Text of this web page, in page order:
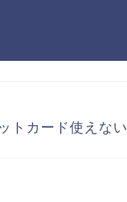
トカード使えない